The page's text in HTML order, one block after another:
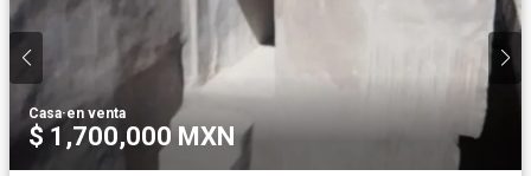
Casa·en venta
$ 1,700,000 MXN